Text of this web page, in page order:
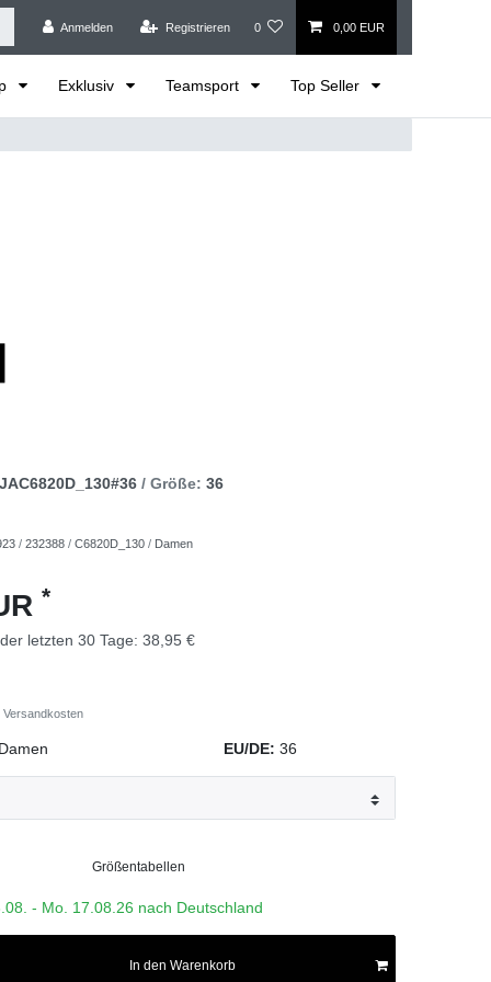
Anmelden Registrieren 0 0,00 EUR
Exklusiv Teamsport Top Seller
JAC6820D_130#36 / Größe: 36
/ 232388 / C6820D_130 / Damen
*
letzten 30 Tage: 38,95 €
Versandkosten
EU/DE: 36
Größentabellen
- Mo. 17.08.26 nach Deutschland
In den Warenkorb